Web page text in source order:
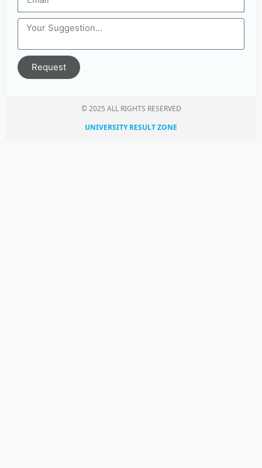
Request
© 2025 ALL RIGHTS RESERVED​
UNIVERSITY RESULT ZONE